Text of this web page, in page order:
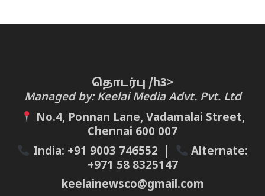
தொடர்பு /h3>
Managed by: Keelai Media Advt. Pvt. Ltd
No.4, Ponnan Lane, Vadamalai Street,
Chennai 600 007
India: +91 9003 746552
Alternate:
+971 58 8325147
keelainewsco@gmail.com